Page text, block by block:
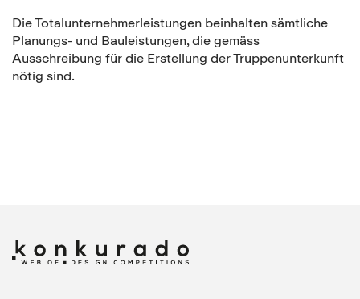
Die Totalunternehmerleistungen beinhalten sämtliche
Planungs- und Bauleistungen, die gemäss
Ausschreibung für die Erstellung der Truppenunterkunft
nötig sind.